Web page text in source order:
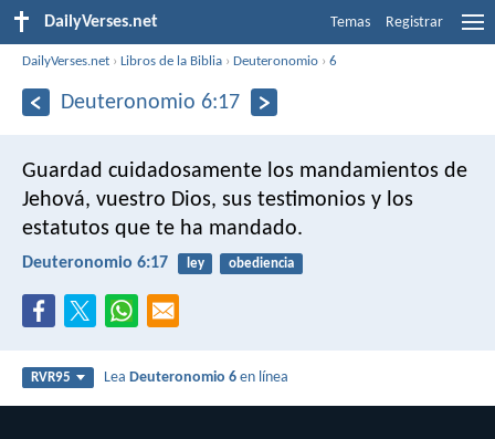
DailyVerses.net Temas Registrar
DailyVerses.net ›Libros de la Biblia ›Deuteronomio ›6
Deuteronomio 6:17
Guardad cuidadosamente los mandamientos de
Jehová, vuestro Dios, sus testimonios y los
estatutos que te ha mandado.
Deuteronomio 6:17 ley obediencia
RVR95 LeaDeuteronomio 6 en línea